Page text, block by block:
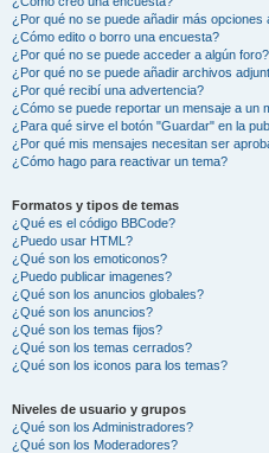
¿Por qué no se puede añadir más opciones
¿Cómo edito o borro una encuesta?
¿Por qué no se puede acceder a algún foro?
¿Por qué no se puede añadir archivos
¿Por qué recibí una advertencia?
¿Cómo se puede reportar un mensaje a un
¿Para qué sirve el botón "Guardar" en la
¿Por qué mis mensajes necesitan ser
¿Cómo hago para reactivar un tema?
Formatos y tipos de temas
¿Qué es el código BBCode?
¿Puedo usar HTML?
¿Qué son los emoticonos?
¿Puedo publicar imagenes?
¿Qué son los anuncios globales?
¿Qué son los anuncios?
¿Qué son los temas fijos?
¿Qué son los temas cerrados?
¿Qué son los iconos para los temas?
Niveles de usuario y grupos
¿Qué son los Administradores?
¿Qué son los Moderadores?